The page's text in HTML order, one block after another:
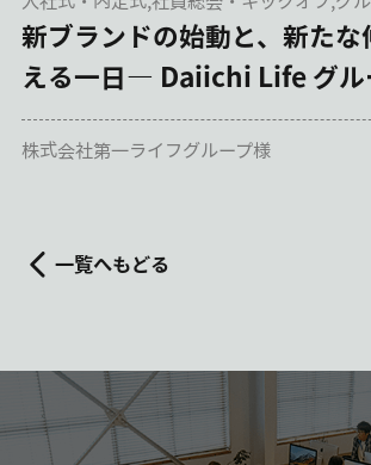
間連携
新ブランドの始動と、新たな
える一日― Daiichi Life グル
ンドセレモニー／グループ
株式会社第一ライフグループ様
一覧へもどる